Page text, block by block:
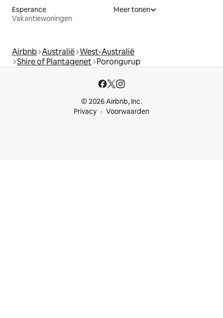
Esperance
Vakantiewoningen
Meer tonen
Airbnb Australië West-Australië
Shire of Plantagenet Porongurup
© 2026 Airbnb, Inc.
Privacy
Voorwaarden